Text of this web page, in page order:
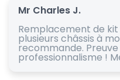
Mr Charles J.
Remplacement de
plusieurs châssis à
recommande.
professionnalisme !